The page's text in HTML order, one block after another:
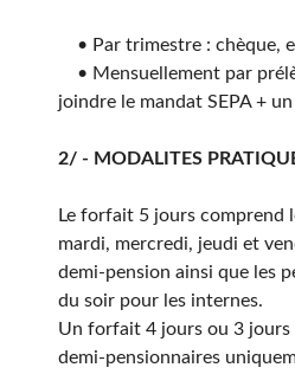
• Par trimestre : chèque,
• Mensuellement par
joindre le mandat SEPA + un
2/ - MODALITES
Le forfait 5 jours comprend
mardi, mercredi, jeudi et
demi-pension ainsi que les
du soir pour les internes.
Un forfait 4 jours ou 3 jours
demi-pensionnaires